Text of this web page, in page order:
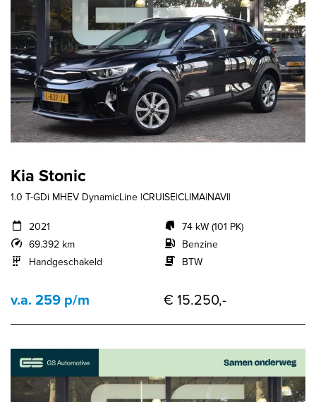
Kia Stonic
1.0 T-GDi MHEV DynamicLine |CRUISE|CLIMA|NAVI|
2021
69.392 km
Handgeschakeld
74 kW (101 PK)
Benzine
BTW
v.a. 259 p/m € 15.250,-